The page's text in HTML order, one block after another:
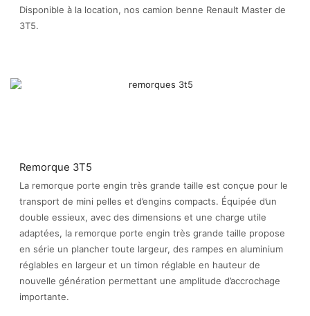
Disponible à la location, nos camion benne Renault Master de
3T5.
Remorque 3T5
La remorque porte engin très grande taille est conçue pour le
transport de mini pelles et d’engins compacts. Équipée d’un
double essieux, avec des dimensions et une charge utile
adaptées, la remorque porte engin très grande taille propose
en série un plancher toute largeur, des rampes en aluminium
réglables en largeur et un timon réglable en hauteur de
nouvelle génération permettant une amplitude d’accrochage
importante.